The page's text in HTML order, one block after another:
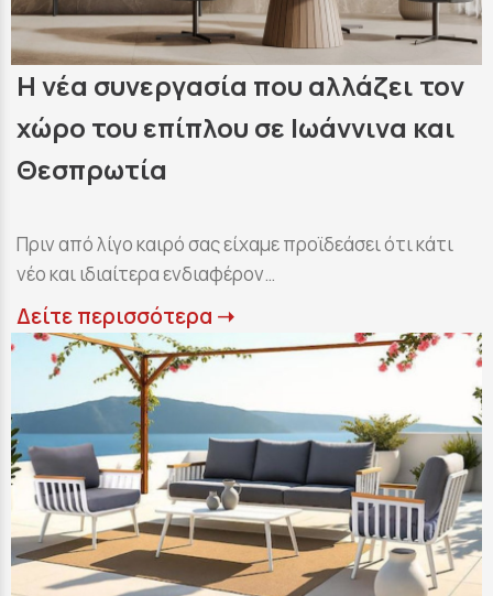
Η νέα συνεργασία που αλλάζει τον
χώρο του επίπλου σε Ιωάννινα και
Θεσπρωτία
Πριν από λίγο καιρό σας είχαμε προϊδεάσει ότι κάτι
νέο και ιδιαίτερα ενδιαφέρον…
Δείτε περισσότερα ➝